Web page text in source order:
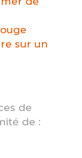
sur un
de
de :